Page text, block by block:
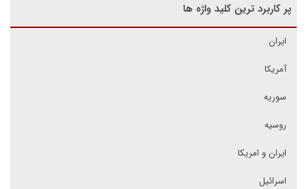
پر کاربرد ترین کلید واژه ها
ایران
آمریکا
سوریه
روسیه
ایران و امریکا
اسرائیل